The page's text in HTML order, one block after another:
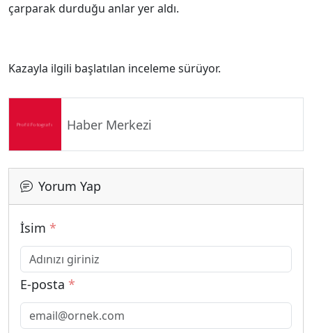
çarparak durduğu anlar yer aldı.
Kazayla ilgili başlatılan inceleme sürüyor.
Haber Merkezi
Yorum Yap
İsim *
E-posta *